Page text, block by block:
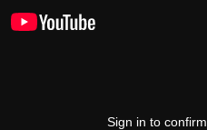
Sign in to